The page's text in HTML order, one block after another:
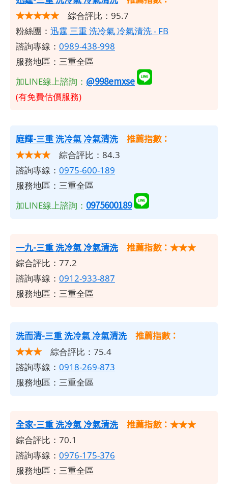
★★★★★ 綜合評比：95.7
粉絲團： 迅霆 三重 洗冷氣 冷氣清洗 - FB
諮詢專線： 0989-438-998
服務地區：三重全區
加LINE線上諮詢： @998emxse
(有免費估價服務)
庭輝-三重洗冷氣 冷氣清洗
推薦指數：
★★★★ 綜合評比：84.3
諮詢專線： 0975-600-189
服務地區：三重全區
加LINE線上諮詢： 0975600189
一九-三重 洗冷氣 冷氣清洗 推薦指數：★★★
綜合評比：77.2
諮詢專線： 0912-933-887
服務地區：三重全區
洗而清-三重 洗冷氣 冷氣清洗
推薦指數：
★★★ 綜合評比：75.4
諮詢專線： 0918-269-873
服務地區：三重全區
全家-三重 洗冷氣 冷氣清洗 推薦指數：★★★
綜合評比：70.1
諮詢專線： 0976-175-376
服務地區：三重全區